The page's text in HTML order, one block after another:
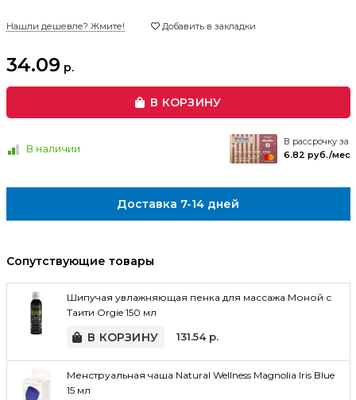
Нашли дешевле? Жмите! Добавить в закладки
34.09 р.
В КОРЗИНУ
В наличии
В рассрочку за
6.82 руб./мес
Доставка 7-14 дней
Сопутствующие товары
Шипучая увлажняющая пенка для массажа Моной с
Таити Orgie 150 мл
В КОРЗИНУ 131.54р.
Менструальная чаша Natural Wellness Magnolia Iris Blue
15 мл